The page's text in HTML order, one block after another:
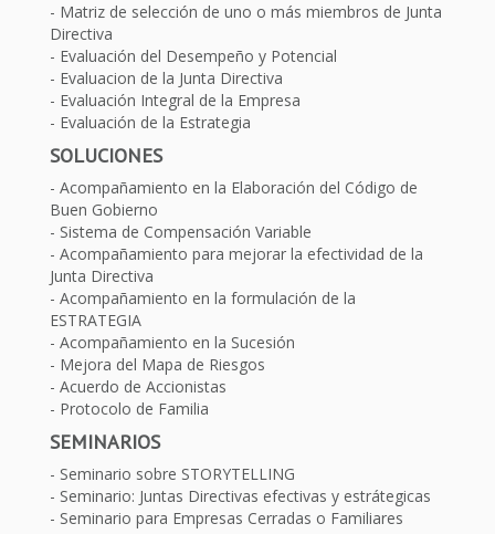
Matriz de selección de uno o más miembros de Junta
Directiva
Evaluación del Desempeño y Potencial
Evaluacion de la Junta Directiva
Evaluación Integral de la Empresa
Evaluación de la Estrategia
SOLUCIONES
Acompañamiento en la Elaboración del Código de
Buen Gobierno
Sistema de Compensación Variable
Acompañamiento para mejorar la efectividad de la
Junta Directiva
Acompañamiento en la formulación de la
ESTRATEGIA
Acompañamiento en la Sucesión
Mejora del Mapa de Riesgos
Acuerdo de Accionistas
Protocolo de Familia
SEMINARIOS
Seminario sobre STORYTELLING
Seminario: Juntas Directivas efectivas y estrátegicas
Seminario para Empresas Cerradas o Familiares